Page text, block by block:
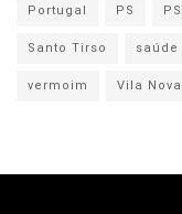
Portugal
PS
Santo Tirso
saúde
vermoim
Vila